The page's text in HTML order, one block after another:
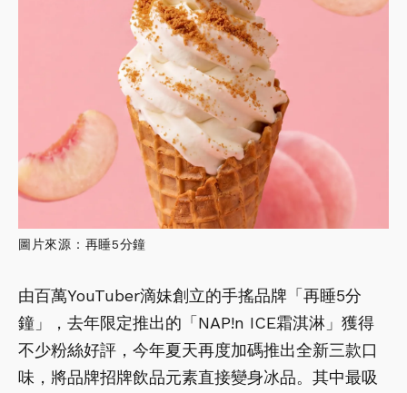
圖片來源：再睡5分鐘
由百萬YouTuber滴妹創立的手搖品牌「再睡5分
鐘」，去年限定推出的「NAP!n ICE霜淇淋」獲得
不少粉絲好評，今年夏天再度加碼推出全新三款口
味，將品牌招牌飲品元素直接變身冰品。其中最吸